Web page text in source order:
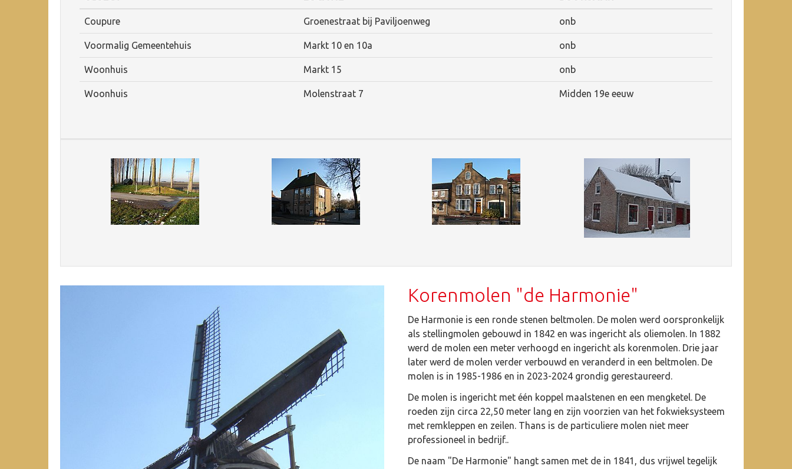
Coupure Groenestraat bij Paviljoenweg onb
Voormalig Gemeentehuis Markt 10 en 10a onb
Woonhuis Markt 15 onb
Woonhuis Molenstraat 7 Midden 19e eeuw
Korenmolen "de Harmonie"
De Harmonie is een ronde stenen beltmolen. De molen werd oorspronkelijk
als stellingmolen gebouwd in 1842 en was ingericht als oliemolen. In 1882
werd de molen een meter verhoogd en ingericht als korenmolen. Drie jaar
later werd de molen verder verbouwd en veranderd in een beltmolen. De
molen is in 1985-1986 en in 2023-2024 grondig gerestaureerd.
De molen is ingericht met één koppel maalstenen en een mengketel. De
roeden zijn circa 22,50 meter lang en zijn voorzien van het fokwieksysteem
met remkleppen en zeilen. Thans is de particuliere molen niet meer
professioneel in bedrijf..
De naam "De Harmonie" hangt samen met de in 1841, dus vrijwel tegelijk